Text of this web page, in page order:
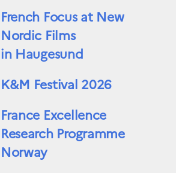
French Focus at New
Nordic Films
in Haugesund
K&M Festival 2026
France Excellence
Research Programme
Norway